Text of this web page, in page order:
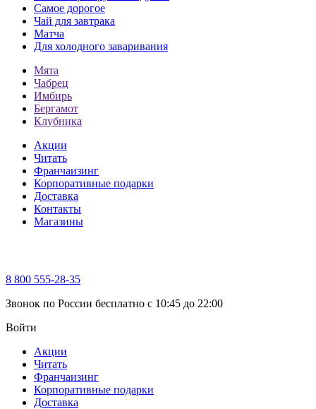
Самое дорогое
Чай для завтрака
Матча
Для холодного заваривания
Мята
Чабрец
Имбирь
Бергамот
Клубника
Акции
Читать
Франчаизинг
Корпоративные подарки
Доставка
Контакты
Магазины
8 800 555-28-35
Звонок по России бесплатно c 10:45 до 22:00
Войти
Акции
Читать
Франчаизинг
Корпоративные подарки
Доставка